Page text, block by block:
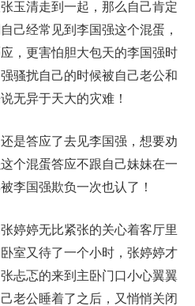
玉清走到一起，那么自己肯定
己经常见到李国强这个混蛋，
，更害怕胆大包天的李国强时
骚扰自己的时候被自己老公和
无异于天大的灾难！
是答应了去见李国强，想要劝
个混蛋答应不跟自己妹妹在一
李国强欺负一次也认了！
婷婷无比紧张的关心着客厅里
室又待了一个小时，张婷婷才
忐忑的来到主卧门口小心翼翼
老公睡着了之后，又悄悄关闭